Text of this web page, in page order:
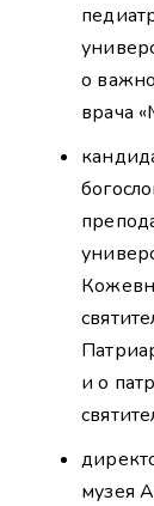
о
врача
и о
музея